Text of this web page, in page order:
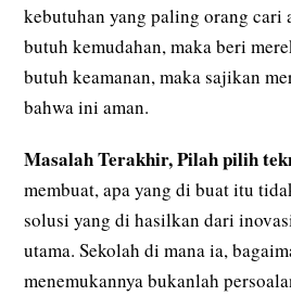
kebutuhan yang paling orang cari
butuh kemudahan, maka beri
butuh keamanan, maka sajikan
bahwa ini aman.
Masalah Terakhir, Pilah pilih
membuat, apa yang di buat itu
solusi yang di hasilkan dari
utama. Sekolah di mana ia,
menemukannya bukanlah